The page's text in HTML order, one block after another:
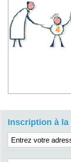
Inscription à